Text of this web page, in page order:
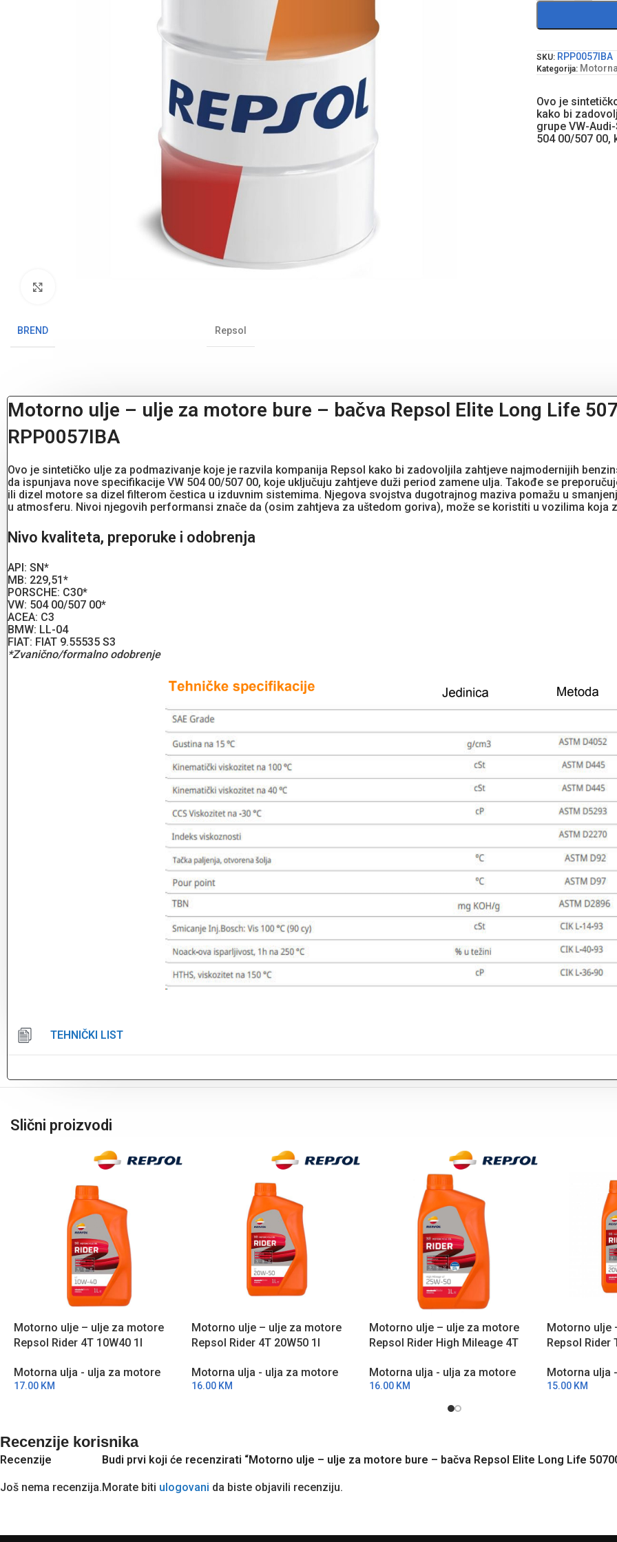
BREND Repsol
SKU: RPP0057IBA
Kategorija:
Ovo je
kako bi
grupe VW-
504 00/507 00,
Motorno ulje – ulje za motore bure – bačva Repsol Elite Long Life
RPP0057IBA
Ovo je sintetičko ulje za podmazivanje koje je razvila kompanija Repsol kako bi zadovoljila zahtjeve najmodernijih
da ispunjava nove specifikacije VW 504 00/507 00, koje uključuju zahtjeve duži period zamene ulja. Takođe se
ili dizel motore sa dizel filterom čestica u izduvnim sistemima. Njegova svojstva dugotrajnog maziva pomažu u
u atmosferu. Nivoi njegovih performansi znače da (osim zahtjeva za uštedom goriva), može se koristiti u vozilima koja
Nivo kvaliteta, preporuke i odobrenja
API: SN*
MB: 229,51*
PORSCHE: C30*
VW: 504 00/507 00*
ACEA: C3
BMW: LL-04
FIAT: FIAT 9.55535 S3
*Zvanično/formalno odobrenje
TEHNIČKI LIST
Slični proizvodi
Motorno ulje – ulje za motore
Repsol Rider 4T 10W40 1l
Motorna ulja - ulja za motore
17.00 KM
Motorno ulje – ulje za motore
Repsol Rider 4T 20W50 1l
Motorna ulja - ulja za motore
16.00 KM
Motorno ulje – ulje za motore
Repsol Rider High Mileage 4T
Motorna ulja - ulja za motore
16.00 KM
Motorno ulje
Repsol Rider
Motorna ulja
15.00 KM
Recenzije korisnika
Recenzije
Još nema recenzija.
Budi prvi koji će recenzirati “Motorno ulje – ulje za motore bure – bačva Repsol Elite Long Life
Morate biti ulogovani da biste objavili recenziju.